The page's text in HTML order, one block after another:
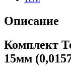
Описание
Комплект
15мм